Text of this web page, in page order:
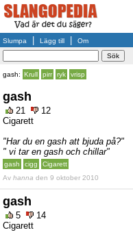
Slumpa Lägg till Om
gash: Krull pirr ryk vrisp
gash
21
12
Cigarett
"Har du en gash att bjuda på?"
" vi tar en gash och chillar"
gash cigg
Cigarett
Av hanna den 9 oktober 2010
gash
5
14
Cigarett